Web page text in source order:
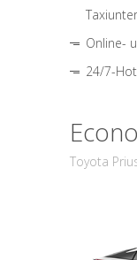
Online-
24/7-
Toyota